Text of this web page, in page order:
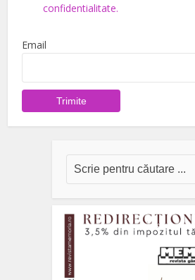
confidentialitate.
Email
Trimite